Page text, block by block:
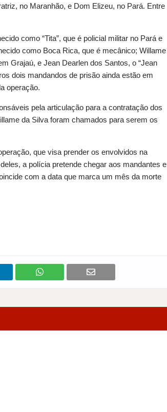
no Maranhão, e Dom Elizeu, no Pará. Entre
como “Tita”, que é policial militar no Pará e
como Boca Rica, que é mecânico; Willame
Grajaú, e Jean Dearlen dos Santos, o “Jean
dois mandandos de prisão ainda estão em
operação.
pela articulação para a contratação dos
da Silva foram chamados para serem os
que visa prender os envolvidos na
a polícia pretende chegar aos mandantes e
com a data que marca um mês da morte